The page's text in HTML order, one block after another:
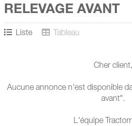
RELEVAGE AVANT
Liste Tableau
Cher client,
Aucune annonce n'est disponible
avant".
L'équipe